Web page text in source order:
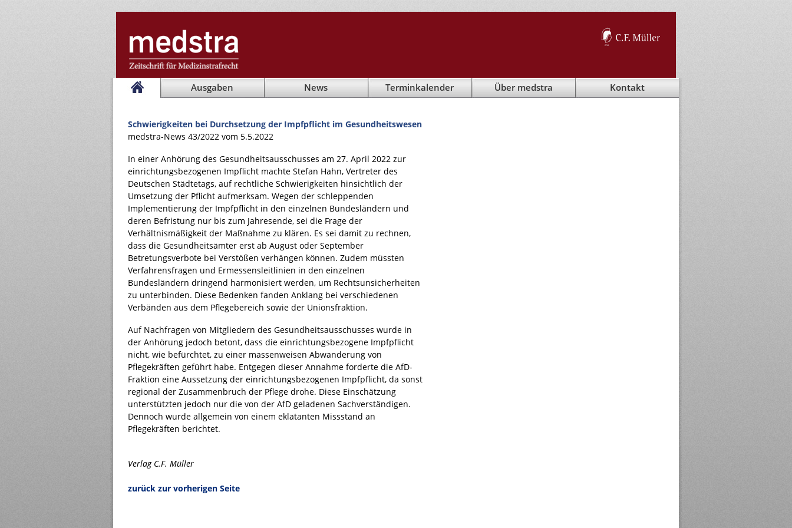
Ausgaben News Terminkalender Über medstra Kontakt
Schwierigkeiten bei Durchsetzung der Impfpflicht im Gesundheitswesen
medstra-News 43/2022 vom 5.5.2022
In einer Anhörung des Gesundheitsausschusses am 27. April 2022 zur
einrichtungsbezogenen Impflicht machte Stefan Hahn, Vertreter des
Deutschen Städtetags, auf rechtliche Schwierigkeiten hinsichtlich der
Umsetzung der Pflicht aufmerksam. Wegen der schleppenden
Implementierung der Impfpflicht in den einzelnen Bundesländern und
deren Befristung nur bis zum Jahresende, sei die Frage der
Verhältnismäßigkeit der Maßnahme zu klären. Es sei damit zu rechnen,
dass die Gesundheitsämter erst ab August oder September
Betretungsverbote bei Verstößen verhängen können. Zudem müssten
Verfahrensfragen und Ermessensleitlinien in den einzelnen
Bundesländern dringend harmonisiert werden, um Rechtsunsicherheiten
zu unterbinden. Diese Bedenken fanden Anklang bei verschiedenen
Verbänden aus dem Pflegebereich sowie der Unionsfraktion.
Auf Nachfragen von Mitgliedern des Gesundheitsausschusses wurde in
der Anhörung jedoch betont, dass die einrichtungsbezogene Impfpflicht
nicht, wie befürchtet, zu einer massenweisen Abwanderung von
Pflegekräften geführt habe. Entgegen dieser Annahme forderte die AfD-
Fraktion eine Aussetzung der einrichtungsbezogenen Impfpflicht, da sonst
regional der Zusammenbruch der Pflege drohe. Diese Einschätzung
unterstützten jedoch nur die von der AfD geladenen Sachverständigen.
Dennoch wurde allgemein von einem eklatanten Missstand an
Pflegekräften berichtet.
Verlag C.F. Müller
zurück zur vorherigen Seite